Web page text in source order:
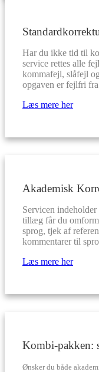
Har du ikke tid til
service rettes alle
kommafejl, slåfejl
opgaven er fejlfri
Læs mere her
Akademisk
Servicen
tillæg får du
sprog, tjek af
kommentarer til
Læs mere her
Kombi-pakken:
Ønsker du både